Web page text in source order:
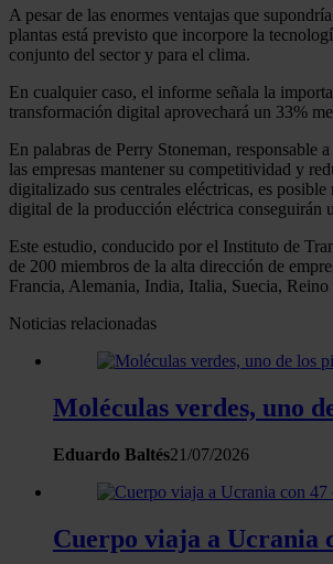
A pesar de las enormes ventajas que
plantas está previsto que incorpore la
conjunto del sector y para el clima.
En cualquier caso, el informe señala la
transformación digital aprovechará un 33%
En palabras de Perry Stoneman,
las empresas mantener su competitividad y
digitalizado sus centrales eléctricas, es
digital de la producción eléctrica conseguirán
Este estudio, conducido por el Instituto de
de 200 miembros de la alta dirección de
Francia, Alemania, India, Italia, Suecia,
Noticias relacionadas
Moléculas verdes, uno
Eduardo Baltés21/07/2026
Cuerpo viaja a Ucrania